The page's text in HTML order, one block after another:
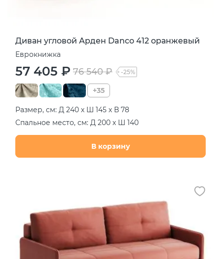
Диван угловой Арден Danco 412 оранжевый
Еврокнижка
57 405 ₽ 76 540 ₽ -25%
+35
Размер, см: Д 240 х Ш 145 х В 78
Спальное место, см: Д 200 х Ш 140
В корзину